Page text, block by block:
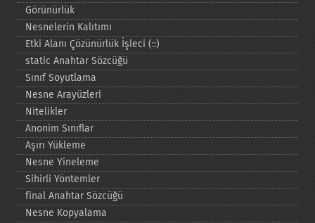
Görünürlük
Nesnelerin Kalıtımı
Etki Alanı Çözünürlük İşleci (::)
static Anahtar Sözcüğü
Sınıf Soyutlama
Nesne Arayüzleri
Nitelikler
Anonim Sınıflar
Aşırı Yükleme
Nesne Yineleme
Sihirli Yöntemler
final Anahtar Sözcüğü
Nesne Kopyalama